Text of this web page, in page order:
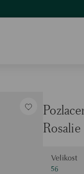
Rosalie
Velikost
56